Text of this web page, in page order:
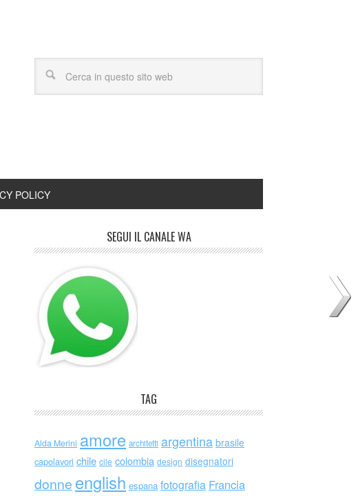
POLICY
SEGUI IL CANALE WA
TAG
Alda Merini amore architetti argentina brasile
capolavori chile cile colombia design disegnatori
donne english espana fotografia Francia